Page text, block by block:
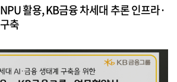
활용, KB금융 차세대 추론 인프라·
축